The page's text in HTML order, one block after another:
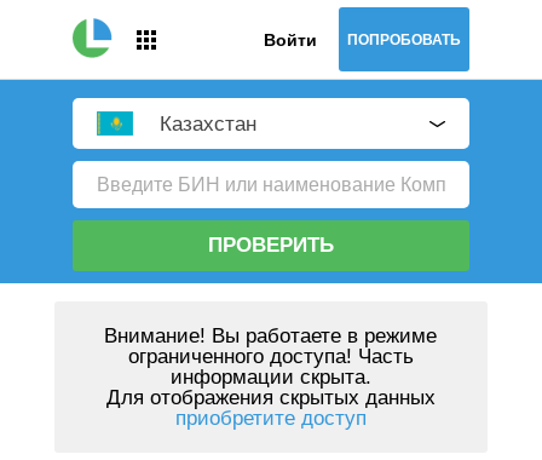
Войти ПОПРОБОВАТЬ
Казахстан
ПРОВЕРИТЬ
Внимание! Вы работаете в режиме
ограниченного доступа! Часть
информации скрыта.
Для отображения скрытых данных
приобретите доступ